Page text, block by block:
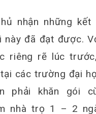
nhận những kết
này đã đạt được.
riêng rẽ lúc
các trường đại
phải khăn gói
nhà trọ 1 – 2